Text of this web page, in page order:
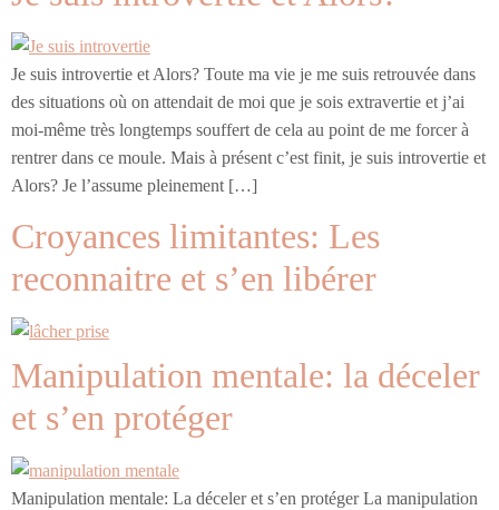
Je suis introvertie et Alors? Toute ma vie je me suis retrouvée dans
des situations où on attendait de moi que je sois extravertie et j’ai
moi-même très longtemps souffert de cela au point de me forcer à
rentrer dans ce moule. Mais à présent c’est finit, je suis introvertie et
Alors? Je l’assume pleinement […]
Croyances limitantes: Les
reconnaitre et s’en libérer
Manipulation mentale: la déceler
et s’en protéger
Manipulation mentale: La déceler et s’en protéger La manipulation